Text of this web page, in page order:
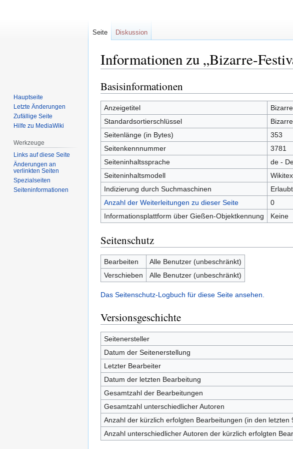
Informationen zu „Bizarre-
Zur
Navigation
springen
Zur
Suche
springen
Basisinformationen
Anzeigetitel
Standardsortierschlüssel
Seitenlänge (in Bytes)
353
Seitenkennnummer
3781
Seiteninhaltssprache
de -
Seiteninhaltsmodell
Indizierung durch Suchmaschinen
Erlaubt
Anzahl der Weiterleitungen zu dieser Seite
0
Informationsplattform über Gießen-Objektkennung
Keine
Seitenschutz
Bearbeiten
Alle Benutzer (unbeschränkt)
Verschieben
Alle Benutzer (unbeschränkt)
Das Seitenschutz-Logbuch für diese Seite ansehen.
Versionsgeschichte
Seitenersteller
Datum der Seitenerstellung
Letzter Bearbeiter
Datum der letzten Bearbeitung
Gesamtzahl der Bearbeitungen
Gesamtzahl unterschiedlicher Autoren
Anzahl der kürzlich erfolgten Bearbeitungen (in den letzten
Anzahl unterschiedlicher Autoren der kürzlich erfolgten
Seite Diskussion
Hauptseite
Letzte Änderungen
Zufällige Seite
Hilfe zu MediaWiki
Werkzeuge
Links auf diese Seite
Änderungen an
verlinkten Seiten
Spezialseiten
Seiten­informationen